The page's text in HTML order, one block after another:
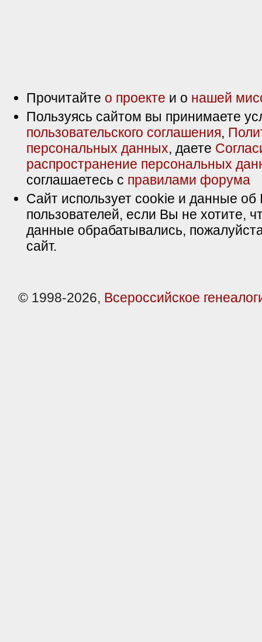
Прочитайте о проекте и о нашей
Пользуясь сайтом вы принимаете
пользовательского соглашения,
персональных данных, даете
распространение персональных
соглашаетесь с правилами форума
Сайт использует cookie и данные об
пользователей, если Вы не хотите,
данные обрабатывались,
сайт.
© 1998-2026, Всероссийское